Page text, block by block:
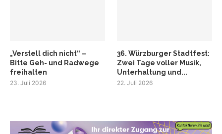
„Verstell dich nicht“ –
Bitte Geh- und Radwege
freihalten
23. Juli 2026
36. Würzburger Stadtfest:
Zwei Tage voller Musik,
Unterhaltung und...
22. Juli 2026